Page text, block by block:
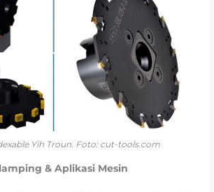
Yih Troun. Foto: cut-tools.com
& Aplikasi Mesin